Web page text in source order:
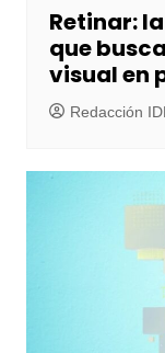
Retinar:
que
visual en
Redacción IDL